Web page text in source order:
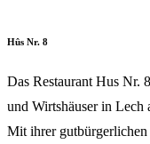
Hûs Nr. 8
Das Restaurant Hus Nr.
und Wirtshäuser in Lech
Mit ihrer